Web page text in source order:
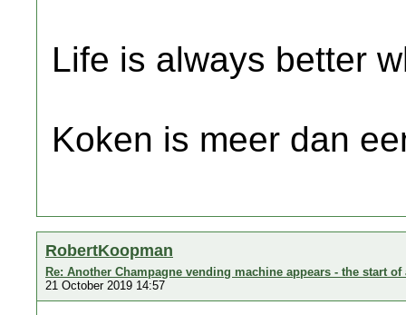
Life is always better
Koken is meer dan
RobertKoopman
Re: Another Champagne vending machine appears - the start of
21 October 2019 14:57